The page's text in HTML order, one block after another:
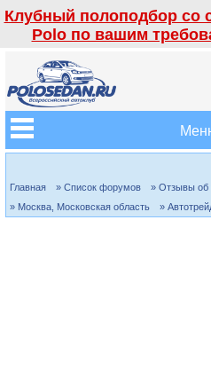
Клубный полоподбор со
Polo по вашим
Главная » Список форумов
» Отзывы об
» Москва, Московская область
»